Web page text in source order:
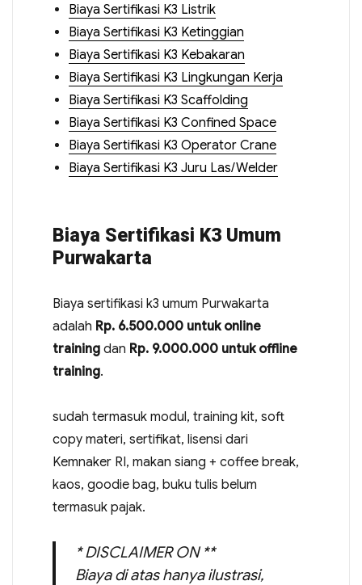
Biaya Sertifikasi K3 Listrik
Biaya Sertifikasi K3 Ketinggian
Biaya Sertifikasi K3 Kebakaran
Biaya Sertifikasi K3 Lingkungan Kerja
Biaya Sertifikasi K3 Scaffolding
Biaya Sertifikasi K3 Confined Space
Biaya Sertifikasi K3 Operator Crane
Biaya Sertifikasi K3 Juru Las/Welder
Biaya Sertifikasi K3 Umum
Purwakarta
Biaya sertifikasi k3 umum Purwakarta
adalah Rp. 6.500.000 untuk online
trainingdan Rp. 9.000.000 untuk offline
training.
sudah termasuk modul, training kit, soft
copy materi, sertifikat, lisensi dari
Kemnaker RI, makan siang + coffee break,
kaos, goodie bag, buku tulis belum
termasuk pajak.
* DISCLAIMER ON **
Biaya di atas hanya ilustrasi,